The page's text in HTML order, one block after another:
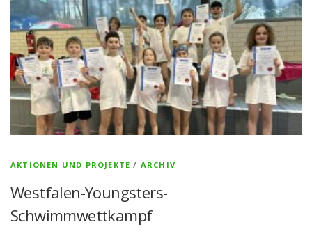
AKTIONEN UND PROJEKTE / ARCHIV
Westfalen-Youngsters-
Schwimmwettkampf